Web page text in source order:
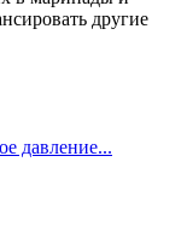
другие
давление...